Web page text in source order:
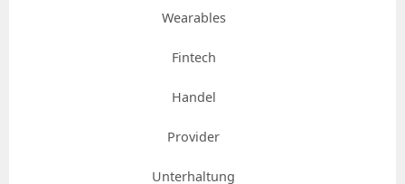
Wearables
Fintech
Handel
Provider
Unterhaltung